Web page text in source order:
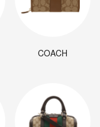
COACH